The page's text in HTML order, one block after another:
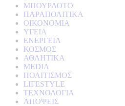
ΜΠΟΥΡΛΟΤΟ
ΠΑΡΑΠΟΛΙΤΙΚΑ
ΟΙΚΟΝΟΜΙΑ
ΥΓΕΙΑ
ΕΝΕΡΓΕΙΑ
ΚΟΣΜΟΣ
ΑΘΛΗΤΙΚΑ
MEDIA
ΠΟΛΙΤΙΣΜΟΣ
LIFESTYLE
ΤΕΧΝΟΛΟΓΙΑ
ΑΠΟΨΕΙΣ